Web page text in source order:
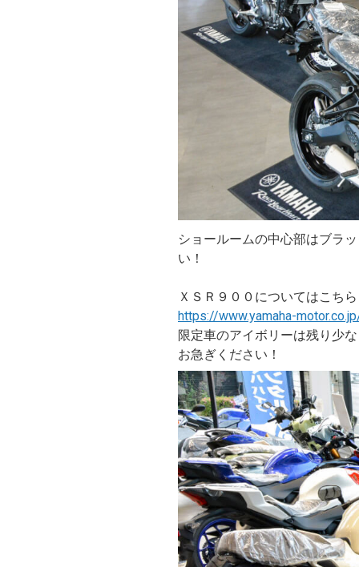
ショールームの中心部はブラ
い！
ＸＳＲ９００についてはこちら
https://www.yamaha-
限定車のアイボリーは残り少な
お急ぎください！